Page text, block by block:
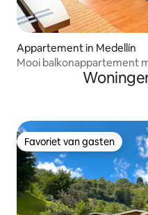
Appartement in Medellín
Mooi balkonappartement
Favoriet van gasten
Favoriet van gasten